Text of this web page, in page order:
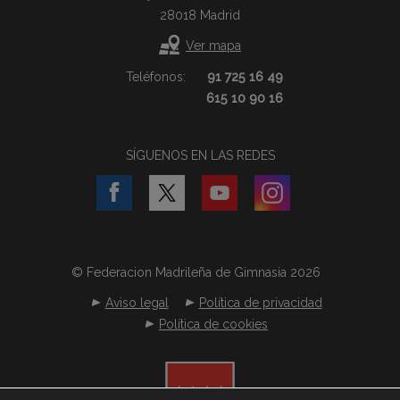
28018 Madrid
Ver mapa
Teléfonos:
91 725 16 49
615 10 90 16
SÍGUENOS EN LAS REDES
© Federacion Madrileña de Gimnasia 2026
Aviso legal
Política de privacidad
Política de cookies